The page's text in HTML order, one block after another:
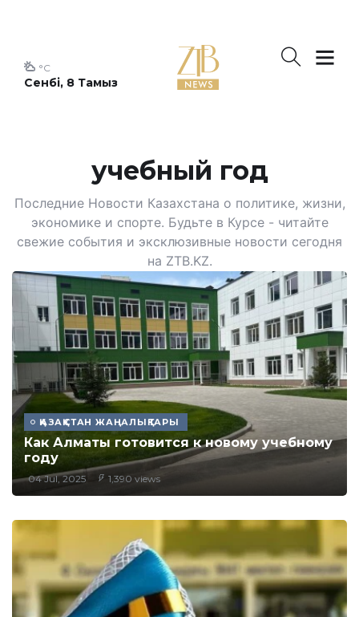
Сенбі, 8 Тамыз
°C
учебный год
Последние Новости Казахстана о политике, жизни,
экономике и спорте. Будьте в Курсе - читайте
свежие события и эксклюзивные новости сегодня
на ZTB.KZ.
ҚАЗАҚСТАН ЖАҢАЛЫҚТАРЫ
Как Алматы готовится к новому учебному
году
04 Jul, 2025 1,390 views